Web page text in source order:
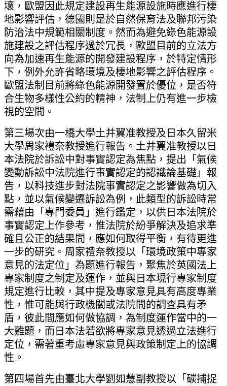
壞，歐盟因此規定建設再生能源設施時應進行棲
地影響評估，德國則是於自然保育法及聯邦污染
防治法中規範相關制度。然而為避免綠色能源設
施建設之評估程序過於冗長，歐盟目前的立法方
向為加速再生能源的開發建設程序，於特定情形
下，例外允許省略環境及棲地影響之評估程序。
歐盟法制目前將綠色能源開發置於優位，是否符
合生物多樣性公約的精神，法制上仍有進一步檢
視的空間。
第三場次由一橋大學土井翼准教授及日本久留米
大學周家禮奈教授進行報告。土井翼准教授以日
本法院於訴訟中對事實認定為焦點，提出「氣候
變動訴訟中法院進行事實認定的認識論基礎」報
告，以科技進步對法院事實認定之影響做為切入
點，並以氣候變遷訴訟為例，此類型的訴訟時常
需藉由「專門委員」進行鑑定，以供日本法院於
事實認定上作參考，惟法院於紛爭解決及追求準
確且公正的結果間，應如何取得平衡，有待更進
一步的研究。周家禮奈教授以「環境政策中專家
意見的法定位」為題進行報告，聚焦於英國法上
專家制度之制定及運作，並與日本現行專家制度
規定進行比較，其中提及專家意見具有高度專業
性，惟可能與行政機關或法院間的調查具有矛
盾，彼此間應如何做協調，為制度運作當中的一
大難題，而日本法若欲將專家意見透過立法進行
定位，需著重考慮專家意見與政策制定上的協調
性。
第四場首先由臺北大學劉如慧副教授以「碳捕捉